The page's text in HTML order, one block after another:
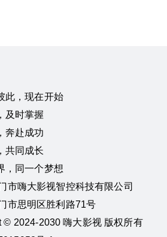
此，现在开始
及时掌握
奔赴成功
共同成长
，同一个梦想
市嗨大影视智控科技有限公司
市思明区胜利路71号
© 2024-2030 嗨大影视 版权所有